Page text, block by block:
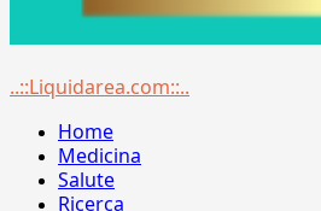
Menu
..::Liquidarea.com::..
Home
Medicina
Salute
Ricerca